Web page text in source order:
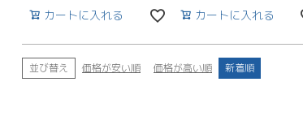
カートに入れる カートに入れる
並び替え 価格が安い順 価格が高い順 新着順